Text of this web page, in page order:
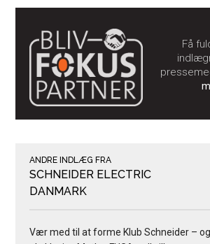
Få
ANDRE INDLÆG FRA
SCHNEIDER ELECTRIC
DANMARK
Vær med til at forme Klub Schneider –